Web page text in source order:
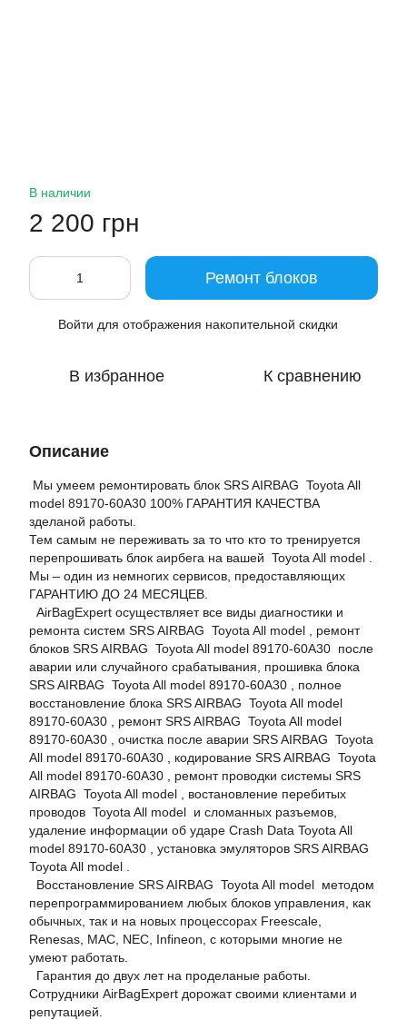
В наличии
2 200 грн
Ремонт блоков
Войти для отображения накопительной скидки
В избранное К сравнению
Описание
Мы умеем ремонтировать блок SRS AIRBAG Toyota All
model 89170-60A30 100% ГАРАНТИЯ КАЧЕСТВА
зделаной работы.
Тем самым не переживать за то что кто то тренируется
перепрошивать блок аирбега на вашей Toyota All model .
Мы – один из немногих сервисов, предоставляющих
ГАРАНТИЮ ДО 24 МЕСЯЦЕВ.
AirBagExpert осуществляет все виды диагностики и
ремонта систем SRS AIRBAG Toyota All model , ремонт
блоков SRS AIRBAG Toyota All model 89170-60A30 после
аварии или случайного срабатывания, прошивка блока
SRS AIRBAG Toyota All model 89170-60A30 , полное
восстановление блока SRS AIRBAG Toyota All model
89170-60A30 , ремонт SRS AIRBAG Toyota All model
89170-60A30 , очистка после аварии SRS AIRBAG Toyota
All model 89170-60A30 , кодирование SRS AIRBAG Toyota
All model 89170-60A30 , ремонт проводки системы SRS
AIRBAG Toyota All model , востановление перебитых
проводов Toyota All model и сломанных разъемов,
удаление информации об ударе Crash Data Toyota All
model 89170-60A30 , установка эмуляторов SRS AIRBAG
Toyota All model .
Восстановление SRS AIRBAG Toyota All model методом
перепрограммированием любых блоков управления, как
обычных, так и на новых процессорах Freescale,
Renesas, MAC, NEC, Infineon, с которыми многие не
умеют работать.
Гарантия до двух лет на проделаные работы.
Сотрудники AirBagExpert дорожат своими клиентами и
репутацией.